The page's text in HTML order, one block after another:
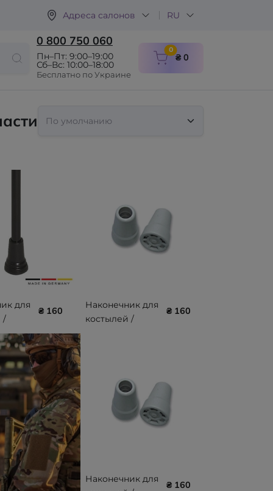
Адреса салонов RU
0 800 750 060
Пн–Пт: 9:00–19:00
Сб–Вс: 10:00–18:00
Бесплатно по Украине
0items in cart
₴ 0
для
/
19 мм
₴ 160
Наконечник для
костылей /
₴ 160
Наконечник для
₴ 160